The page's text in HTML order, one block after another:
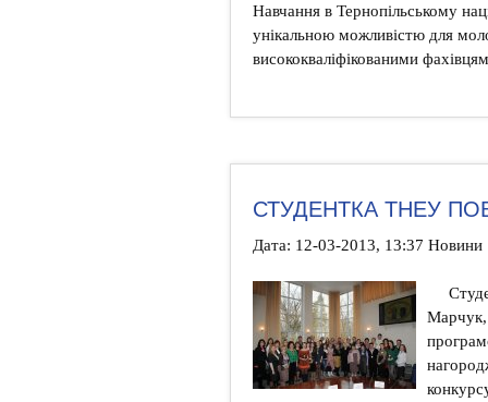
Навчання в Тернопільському
унікальною можливістю для
висококваліфікованими
СТУДЕНТКА ТНЕУ
Дата: 12-03-2013, 13:37 Новини
Марчук,